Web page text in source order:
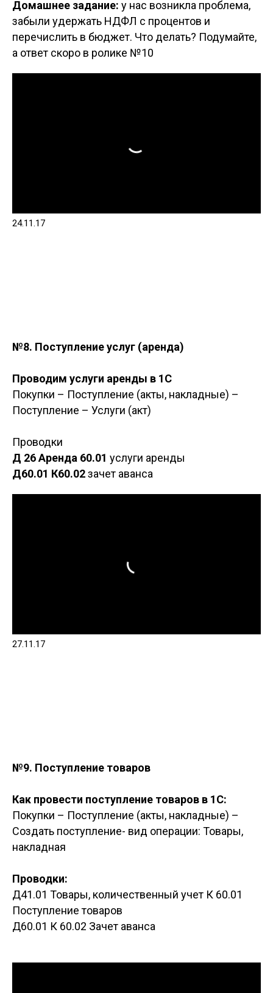
Домашнее задание: у нас возникла проблема,
забыли удержать НДФЛ с процентов и
перечислить в бюджет. Что делать? Подумайте,
а ответ скоро в ролике №10
24.11.17
№8. Поступление услуг (аренда)
Проводим услуги аренды в 1С
Покупки – Поступление (акты, накладные) –
Поступление – Услуги (акт)
Проводки
Д 26 Аренда 60.01 услуги аренды
Д60.01 К60.02зачет аванса
27.11.17
№9. Поступление товаров
Как провести поступление товаров в 1С:
Покупки – Поступление (акты, накладные) –
Создать поступление- вид операции: Товары,
накладная
Проводки:
Д41.01 Товары, количественный учет К 60.01
Поступление товаров
Д60.01 К 60.02 Зачет аванса